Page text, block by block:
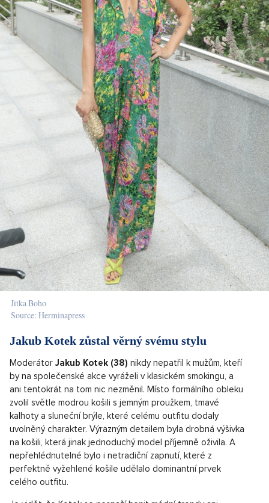
Jitka Boho
Source: Herminapress
Jakub Kotek zůstal věrný svému stylu
Moderátor Jakub Kotek (38) nikdy nepatřil k mužům, kteří
by na společenské akce vyráželi v klasickém smokingu, a
ani tentokrát na tom nic nezměnil. Místo formálního obleku
zvolil světle modrou košili s jemným proužkem, tmavé
kalhoty a sluneční brýle, které celému outfitu dodaly
uvolněný charakter. Výrazným detailem byla drobná výšivka
na košili, která jinak jednoduchý model příjemně oživila. A
nepřehlédnutelné bylo i netradiční zapnutí, které z
perfektně vyžehlené košile udělalo dominantní prvek
celého outfitu.